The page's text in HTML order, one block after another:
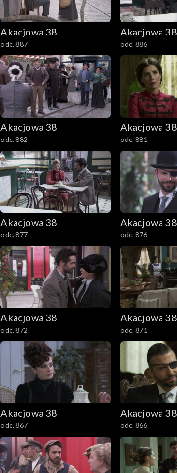
Akacjowa 38
odc. 887
Akacjowa 38
odc. 886
Akacjowa 38
odc. 882
Akacjowa 38
odc. 881
Akacjowa 38
odc. 877
Akacjowa 38
odc. 876
Akacjowa 38
odc. 872
Akacjowa 38
odc. 871
Akacjowa 38
odc. 867
Akacjowa 38
odc. 866